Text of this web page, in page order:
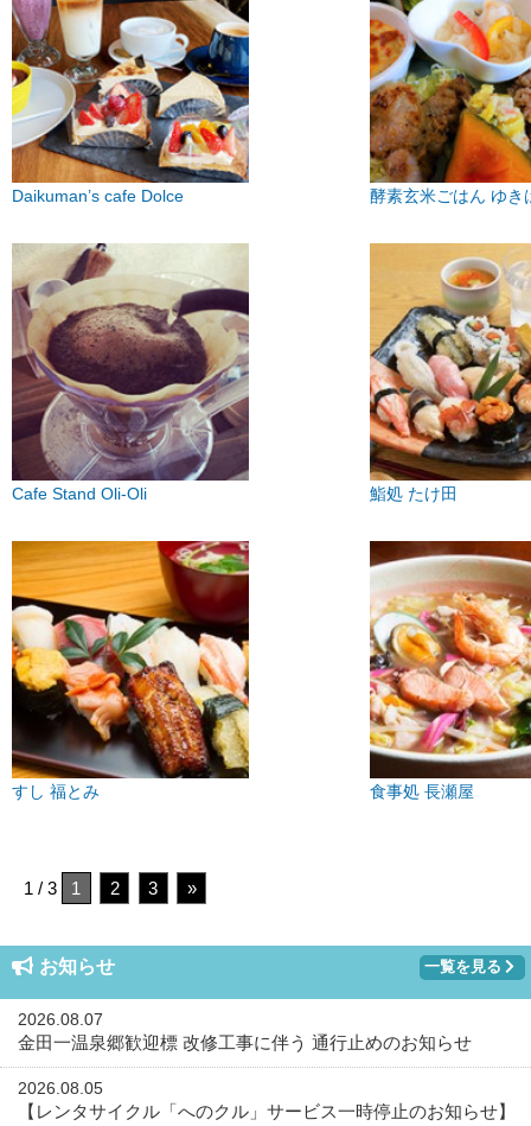
Daikuman’s cafe Dolce 酵素玄米ごはん ゆ
Cafe Stand Oli-Oli 鮨処 たけ田
すし 福とみ 食事処 長瀬屋
1 / 3 1 2 3 »
お知らせ 一覧を見る
2026.08.07
金田一温泉郷歓迎標 改修工事に伴う 通行止めのお知らせ
2026.08.05
【レンタサイクル「へのクル」サービス一時停止のお知らせ】